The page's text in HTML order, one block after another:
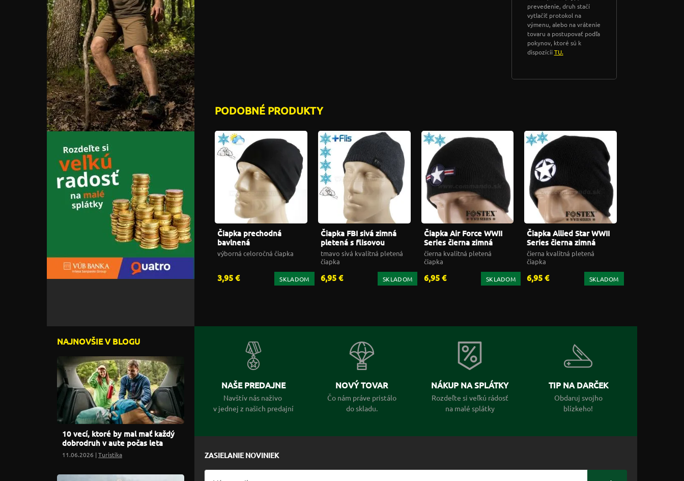
prevedenie, druh stačí
vytlačiť protokol na
výmenu, alebo na vrátenie
tovaru a postupovať podľa
pokynov, ktoré sú k
dispozícii TU.
PODOBNÉ PRODUKTY
Čiapka prechodná
bavlnená
výborná celoročná čiapka
3,95 € SKLADOM
Čiapka FBI sivá zimná
pletená s flisovou
podšívkou
tmavo sivá kvalitná pletená
čiapka
6,95 € SKLADOM
Čiapka Air Force WWII
Series čierna zimná
pletená Fostex
čierna kvalitná pletená
čiapka
6,95 € SKLADOM
Čiapka Allied Star WWII
Series čierna zimná
pletená Fostex
čierna kvalitná pletená
čiapka
6,95 € SKLADOM
NAJNOVŠIE V BLOGU
10 vecí, ktoré by mal mať každý
dobrodruh v aute počas leta
11.06.2026 |Turistika
NAŠE PREDAJNE
Navštív nás naživo
v jednej z našich predajní
NOVÝ TOVAR
Čo nám práve pristálo
do skladu.
NÁKUP NA SPLÁTKY
Rozdeľte si veľkú rádosť
na malé splátky
TIP NA DARČEK
Obdaruj svojho
blízkeho!
ZASIELANIE NOVINIEK